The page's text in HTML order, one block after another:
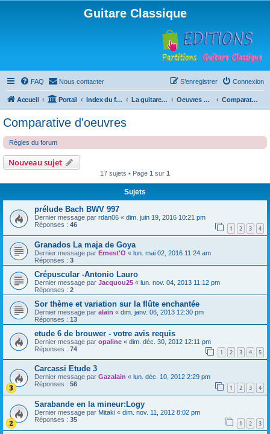
Guitare Classique
FAQ Nous contacter Connexion
S’enregistrer
Accueil Portail Index du forum La guitare : instrument, cours et théorie Oeuvres à la loupe Comparative d'oeuvres
Comparative d'oeuvres
Règles du forum
Nouveau sujet
17 sujets • Page 1 sur 1
Sujets
prélude Bach BWV 997
Dernier message par rdan06 « dim. juin 19, 2016 10:21 pm
Réponses : 46 1 2 3 4
Granados La maja de Goya
Dernier message par Ernest'O « lun. mai 02, 2016 11:24 am
Réponses : 3
Crépuscular -Antonio Lauro
Dernier message par Jacquou25 « lun. nov. 04, 2013 11:12 pm
Réponses : 2
Sor thème et variation sur la flûte enchantée
Dernier message par alain « dim. janv. 06, 2013 12:30 pm
Réponses : 13
etude 6 de brouwer - votre avis requis
Dernier message par opaline « dim. déc. 30, 2012 12:11 pm
Réponses : 74 1 2 3 4 5
Carcassi Etude 3
Dernier message par Gazalain « lun. déc. 10, 2012 2:29 pm
Réponses : 56 1 2 3 4
Sarabande en la mineur:Logy
Dernier message par Mitaki « dim. nov. 11, 2012 8:02 pm
Réponses : 35 1 2 3